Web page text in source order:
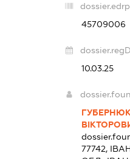
45709006
10.03.25
ГУБЕРНЮК
77742,